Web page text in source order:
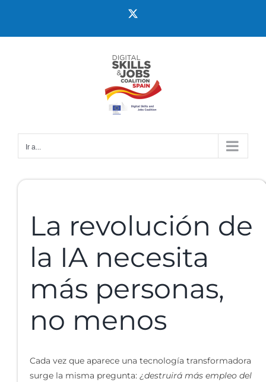
Ir a...
La revolución de
la IA necesita
más personas,
no menos
Cada vez que aparece una tecnología transformadora
surge la misma pregunta: ¿destruirá más empleo del